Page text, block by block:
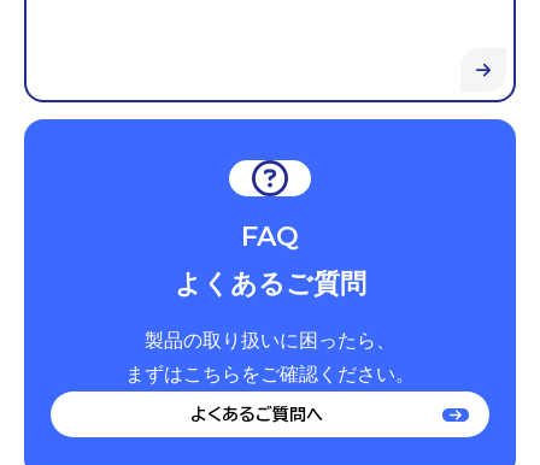
FAQ
よくあるご質問
製品の取り扱いに困ったら、
まずはこちらをご確認ください。
よくあるご質問へ